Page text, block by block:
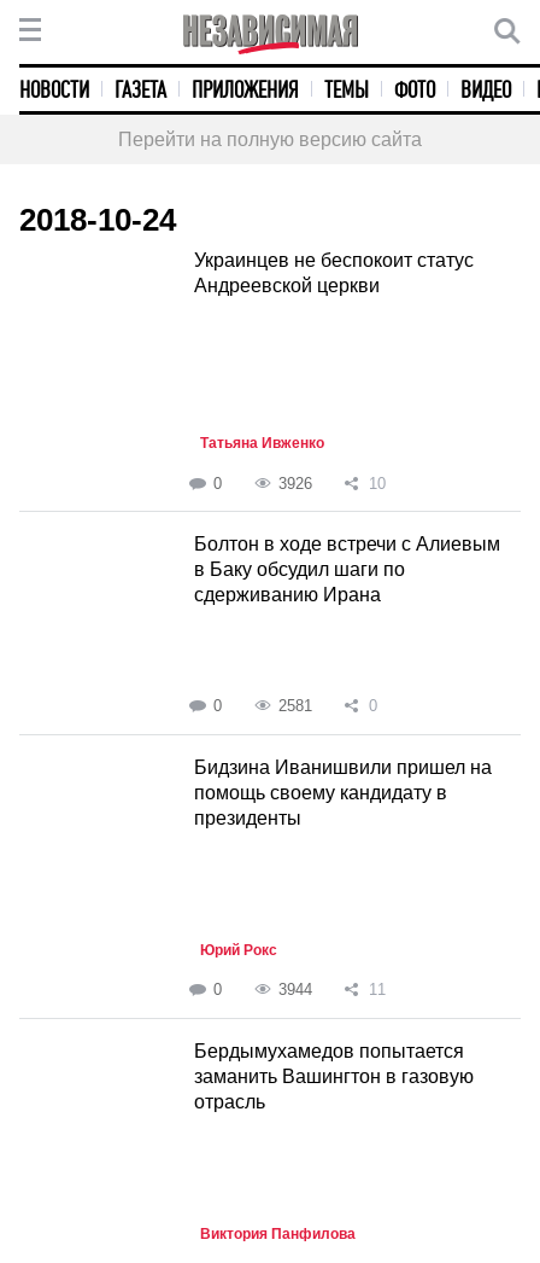
НОВОСТИ ГАЗЕТА ПРИЛОЖЕНИЯ ТЕМЫ ФОТО ВИДЕО
Перейти на полную версию сайта
2018-10-24
Украинцев не беспокоит статус
Андреевской церкви
Татьяна Ивженко
0 3926 10
Болтон в ходе встречи с Алиевым
в Баку обсудил шаги по
сдерживанию Ирана
0 2581 0
Бидзина Иванишвили пришел на
помощь своему кандидату в
президенты
Юрий Рокс
0 3944 11
Бердымухамедов попытается
заманить Вашингтон в газовую
отрасль
Виктория Панфилова